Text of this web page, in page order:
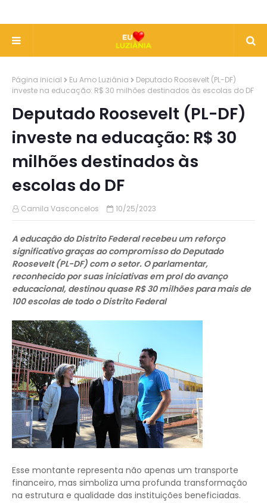
Página inicial Eu Amo Luziânia
Deputado Roosevelt (PL-DF)
investe na educação: R$ 30 milhões destinados às escolas do DF
Deputado Roosevelt (PL-DF)
investe na educação: R$ 30
milhões destinados às
escolas do DF
Camila Vasconcelos 10/25/2023
A educação do Distrito Federal recebeu um reforço
significativo graças ao compromisso do Deputado
Roosevelt (PL-DF) com o setor. O parlamentar,
reconhecido por suas iniciativas em prol do avanço
educacional, destinou quase R$ 30 milhões para mais de
100 escolas de todo o Distrito Federal
Esse montante representa não apenas um transporte
financeiro, mas simboliza uma profunda transformação
na estrutura e qualidade das instituições beneficiadas.